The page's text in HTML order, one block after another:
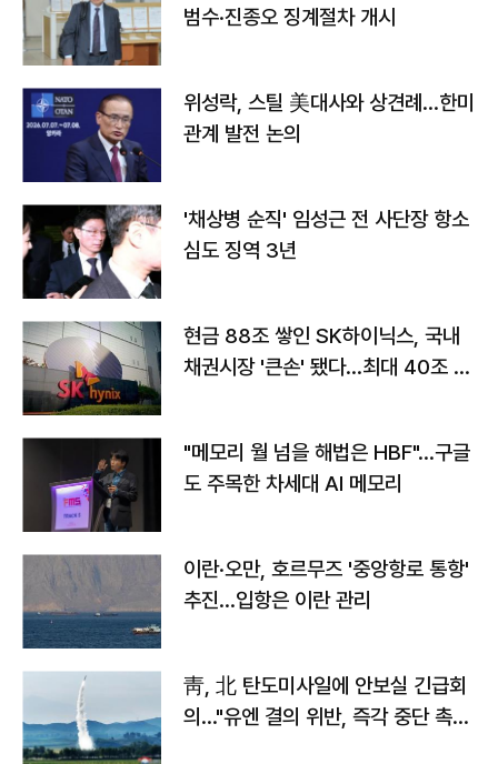
범수·진종오 징계절차 개시
위성락, 스틸 美대사와 상견례…한미
관계 발전 논의
'채상병 순직' 임성근 전 사단장 항소
심도 징역 3년
현금 88조 쌓인 SK하이닉스, 국내
채권시장 '큰손' 됐다…최대 40조 투
"메모리 월 넘을 해법은 HBF"…구글
도 주목한 차세대 AI 메모리
이란·오만, 호르무즈 '중앙항로 통항'
추진…입항은 이란 관리
靑, 北 탄도미사일에 안보실 긴급회
의…"유엔 결의 위반, 즉각 중단 촉